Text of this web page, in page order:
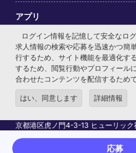
応募
アプリ
Employer Centre
© マイケル・ペイジ・インターナシ
京都港区虎ノ門4-3-13 ヒューリッ
紹介事業許可番号：13-ユ-040405
ログイン情報を記憶して安全なロ
求人情報の検索や応募を迅速かつ簡
行するため、サイト機能を最適化す
するため、閲覧行動やプロフィール
合わせたコンテンツを配信するため
はい、同意します 詳細情報